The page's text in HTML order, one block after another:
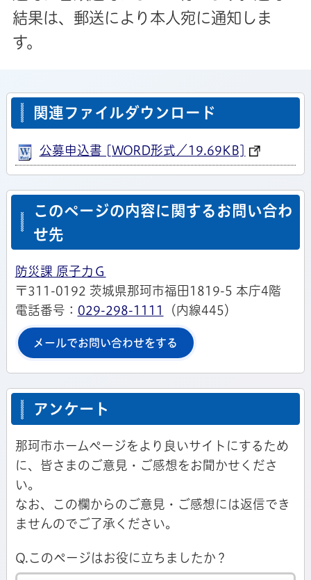
結果は、郵送により本人宛に通知しま
す。
関連ファイルダウンロード
公募申込書 [WORD形式／19.69KB]
このページの内容に関するお問い合わ
せ先
防災課 原子力Ｇ
〒311-0192 茨城県那珂市福田1819-5 本庁4階
電話番号： 029-298-1111 （内線445）
メールでお問い合わせをする
アンケート
那珂市ホームページをより良いサイトにするため
に、皆さまのご意見・ご感想をお聞かせくださ
い。
なお、この欄からのご意見・ご感想には返信でき
ませんのでご了承ください。
Q.このページはお役に立ちましたか？